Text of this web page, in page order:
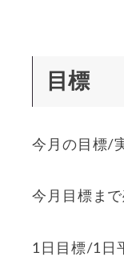
目標
今月の目標/
今月目標ま
1日目標/1日